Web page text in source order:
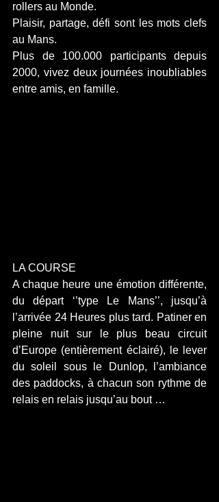
rollers au Monde.
Plaisir, partage, défi sont les mots clefs
au Mans.
Plus de 100.000 participants depuis
2000, vivez deux journées inoubliables
entre amis, en famille.
LA COURSE
A chaque heure une émotion différente,
du départ ‘’type Le Mans’’, jusqu’à
l’arrivée 24 Heures plus tard. Patiner en
pleine nuit sur le plus beau circuit
d’Europe (entièrement éclairé), le lever
du soleil sous le Dunlop, l’ambiance
des paddocks, à chacun son rythme de
relais en relais jusqu’au bout …